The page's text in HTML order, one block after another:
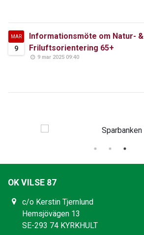
MAR
9
Informationsmöte om Natur- &
Friluftsorientering 65+
9 mar 2025 09:40
OK VILSE 87
c/o Kerstin Tjernlund
Hemsjövägen 13
SE-293 74 KYRKHULT